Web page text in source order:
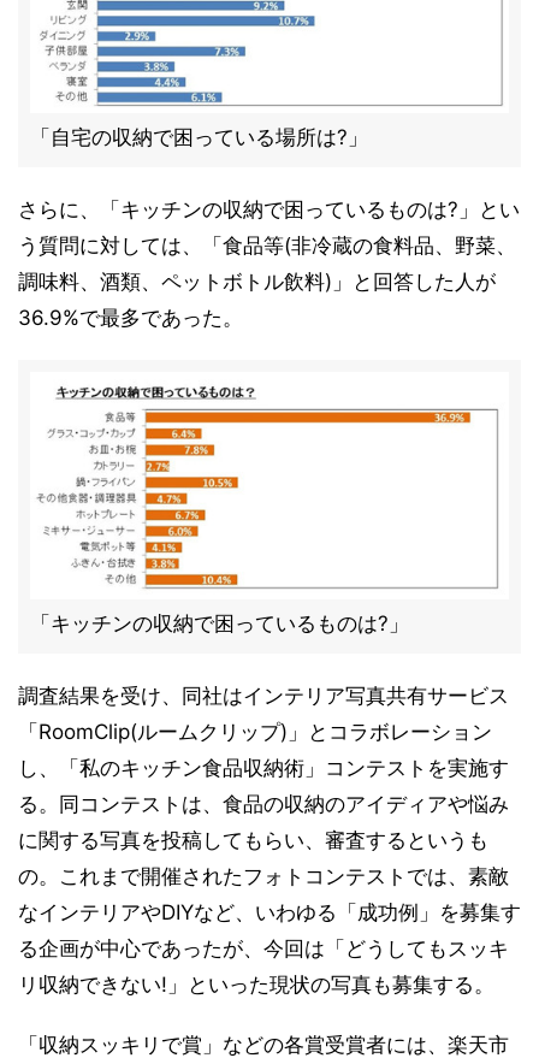
「自宅の収納で困っている場所は?」
さらに、「キッチンの収納で困っているものは?」とい
う質問に対しては、「食品等(非冷蔵の食料品、野菜、
調味料、酒類、ペットボトル飲料)」と回答した人が
36.9%で最多であった。
「キッチンの収納で困っているものは?」
調査結果を受け、同社はインテリア写真共有サービス
「RoomClip(ルームクリップ)」とコラボレーション
し、「私のキッチン食品収納術」コンテストを実施す
る。同コンテストは、食品の収納のアイディアや悩み
に関する写真を投稿してもらい、審査するというも
の。これまで開催されたフォトコンテストでは、素敵
なインテリアやDIYなど、いわゆる「成功例」を募集す
る企画が中心であったが、今回は「どうしてもスッキ
リ収納できない!」といった現状の写真も募集する。
「収納スッキリで賞」などの各賞受賞者には、楽天市